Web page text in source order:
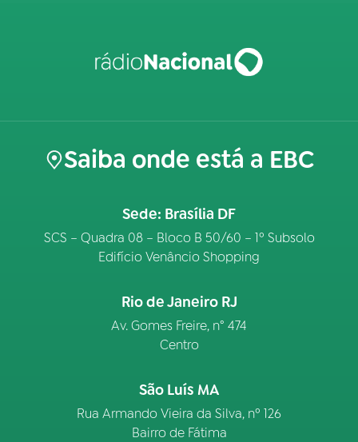
Saiba onde está a EBC
Sede: Brasília DF
SCS – Quadra 08 – Bloco B 50/60 – 1º Subsolo
Edifício Venâncio Shopping
Rio de Janeiro RJ
Av. Gomes Freire, n° 474
Centro
São Luís MA
Rua Armando Vieira da Silva, nº 126
Bairro de Fátima